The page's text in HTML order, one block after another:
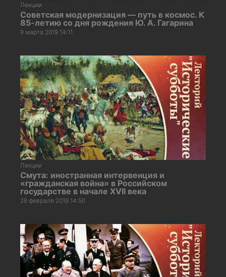
Лекции
Советская модернизация — путь в космос. К
85-летию со дня рождения Ю. А. Гагарина
9 марта 2019 14:11
Лекции
Смута: иностранная интервенция и
«гражданская война» в Российском
государстве в начале XVII века
26 февраля 2019 14:50